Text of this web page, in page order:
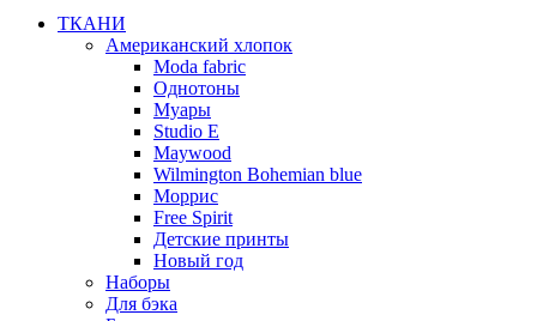
ТКАНИ
Американский хлопок
Moda fabric
Однотоны
Муары
Studio E
Maywood
Wilmington Bohemian blue
Моррис
Free Spirit
Детские принты
Новый год
Наборы
Для бэка